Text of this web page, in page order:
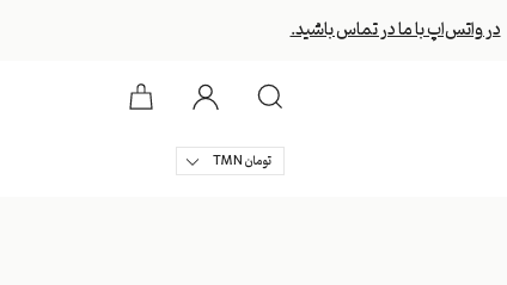
در واتس‌اپ با ما در تماس باشید.